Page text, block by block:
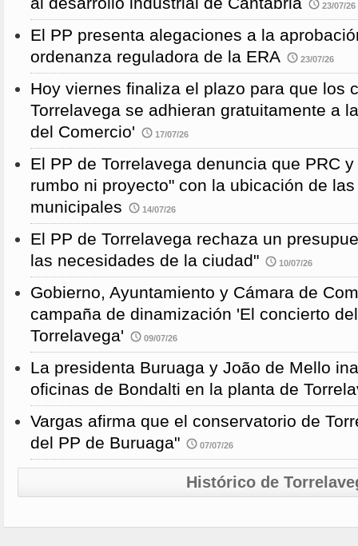
23/07/26
El PP presenta alegaciones a la
ordenanza reguladora de la ERA
23/07/26
Hoy viernes finaliza el plazo para que los
Torrelavega se adhieran gratuitamente a
del Comercio'
17/07/26
El PP de Torrelavega denuncia que PRC
rumbo ni proyecto" con la ubicación de
municipales
14/07/26
El PP de Torrelavega rechaza un
las necesidades de la ciudad"
10/07/26
Gobierno, Ayuntamiento y Cámara de
campaña de dinamización 'El concierto
Torrelavega'
09/07/26
La presidenta Buruaga y João de Mello
oficinas de Bondalti en la planta de
Vargas afirma que el conservatorio de
del PP de Buruaga"
07/07/26
Histórico de